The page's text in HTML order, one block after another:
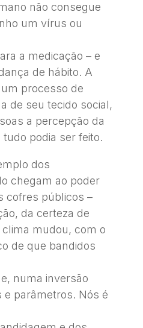
não consegue
um vírus ou
a medicação – e
de hábito. A
processo de
de seu tecido social,
a percepção da
podia ser feito.
dos
chegam ao poder
cofres públicos –
da certeza de
mudou, com o
de que bandidos
numa inversão
e parâmetros. Nós é